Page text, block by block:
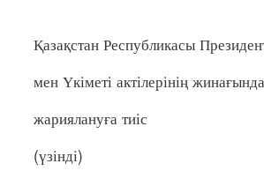
Қазақстан Республикасы
мен Үкіметі актілерінің жинағында
жариялануға тиіс
(үзінді)